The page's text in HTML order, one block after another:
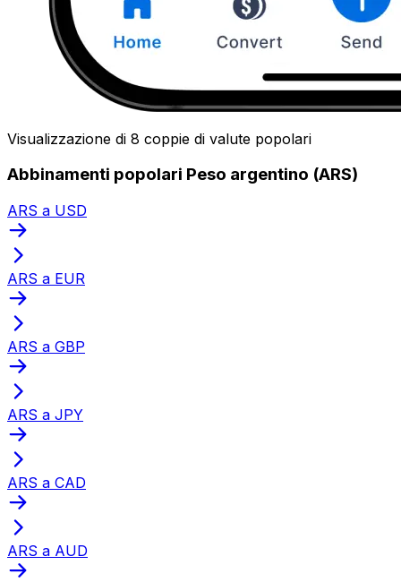
Visualizzazione di 8 coppie di valute popolari
Abbinamenti popolari Peso argentino (ARS)
ARS a USD
ARS a EUR
ARS a GBP
ARS a JPY
ARS a CAD
ARS a AUD